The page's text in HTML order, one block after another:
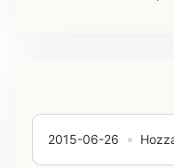
2015-06-26